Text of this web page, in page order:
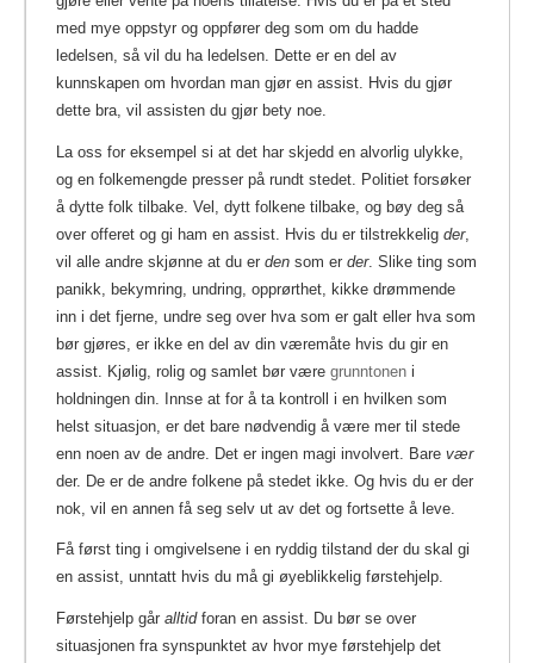
med mye oppstyr og oppfører deg som om du hadde
ledelsen, så vil du ha ledelsen. Dette er en del av
kunnskapen om hvordan man gjør en assist. Hvis du gjør
dette bra, vil assisten du gjør bety noe.
La oss for eksempel si at det har skjedd en alvorlig ulykke,
og en folkemengde presser på rundt stedet. Politiet forsøker
å dytte folk tilbake. Vel, dytt folkene tilbake, og bøy deg så
over offeret og gi ham en assist. Hvis du er tilstrekkelig der,
vil alle andre skjønne at du er den som er der. Slike ting som
panikk, bekymring, undring, opprørthet, kikke drømmende
inn i det fjerne, undre seg over hva som er galt eller hva som
bør gjøres, er ikke en del av din væremåte hvis du gir en
assist. Kjølig, rolig og samlet bør være grunntonen i
holdningen din. Innse at for å ta kontroll i en hvilken som
helst situasjon, er det bare nødvendig å være mer til stede
enn noen av de andre. Det er ingen magi involvert. Bare vær
der. De er de andre folkene på stedet ikke. Og hvis du er der
nok, vil en annen få seg selv ut av det og fortsette å leve.
Få først ting i omgivelsene i en ryddig tilstand der du skal gi
en assist, unntatt hvis du må gi øyeblikkelig førstehjelp.
Førstehjelp går alltidforan en assist. Du bør se over
situasjonen fra synspunktet av hvor mye førstehjelp det